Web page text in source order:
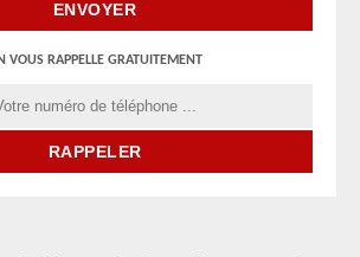
VOUS RAPPELLE GRATUITEMENT